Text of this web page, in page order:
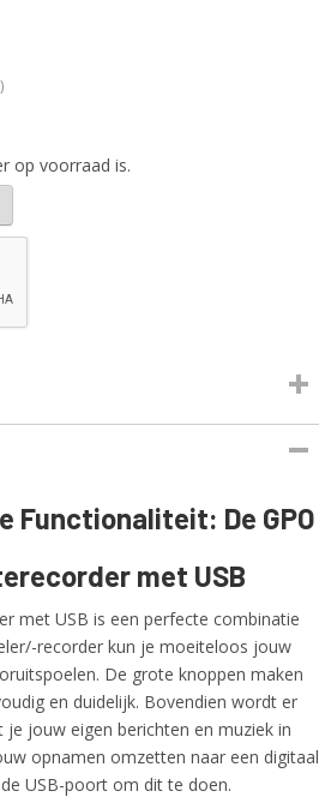
op voorraad is.
Kg
Functionaliteit: De GPO
met USB
met USB is een perfecte combinatie
recorder kun je moeiteloos jouw
De grote knoppen maken
en duidelijk. Bovendien wordt er
jouw eigen berichten en muziek in
opnamen omzetten naar een digitaal
USB-poort om dit te doen.